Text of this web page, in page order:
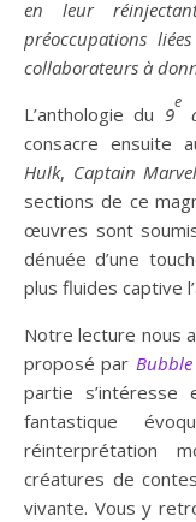
en leur
préoccupations
collaborateurs à
L’anthologie du 9
e
consacre ensuite
Hulk, Captain Marvel
sections de ce
œuvres sont
dénuée d’une
plus fluides captive
Notre lecture nous
proposé par
partie s’intéresse
fantastique
réinterprétation
créatures de
vivante. Vous y